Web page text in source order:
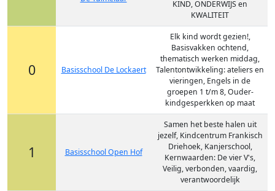
KIND, ONDERWIJS en
KWALITEIT
0 Basisschool De Lockaert
Elk kind wordt gezien!,
Basisvakken ochtend,
thematisch werken middag,
Talentontwikkeling: ateliers en
vieringen, Engels in de
groepen 1 t/m 8, Ouder-
kindgesperkken op maat
1 Basisschool Open Hof
Samen het beste halen uit
jezelf, Kindcentrum Frankisch
Driehoek, Kanjerschool,
Kernwaarden: De vier V's,
Veilig, verbonden, vaardig,
verantwoordelijk